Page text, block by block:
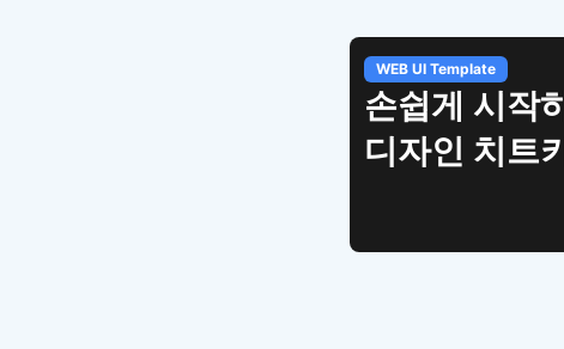
WEB UI Template
손쉽게 시작
디자인 치트